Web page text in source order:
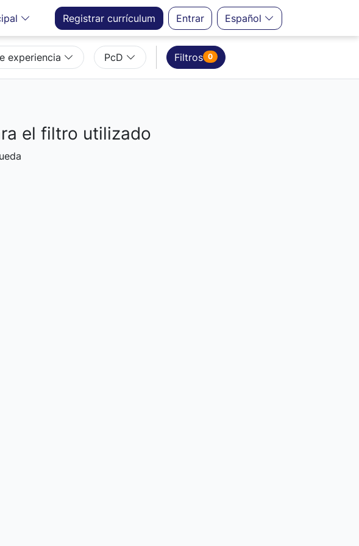
Registrar currículum Entrar Español
experiencia PcD Filtros 0
el filtro utilizado